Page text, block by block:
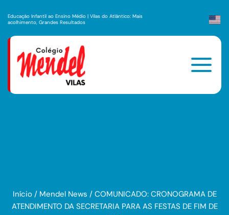
Educação Infantil ao Ensino Médio | Vilas do Atlântico: Mais
acolhimento, Grandes Resultados
Início/ Mendel News / COMUNICADO: CRONOGRAMA DE
ATENDIMENTO DA SECRETARIA PARA AS FESTAS DE FIM DE